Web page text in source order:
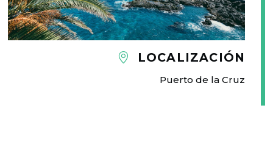
LOCALIZACIÓN
Puerto de la Cruz